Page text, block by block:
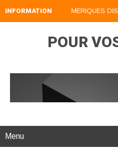
INFORMATION
NOS LIVRES NUMERIQUES
POUR
Menu